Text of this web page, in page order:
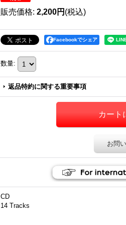
販売価格: 2,200円 (税込)
Facebookでシェア
数量:
返品特約に関する重要事項
お問
CD
14 Tracks